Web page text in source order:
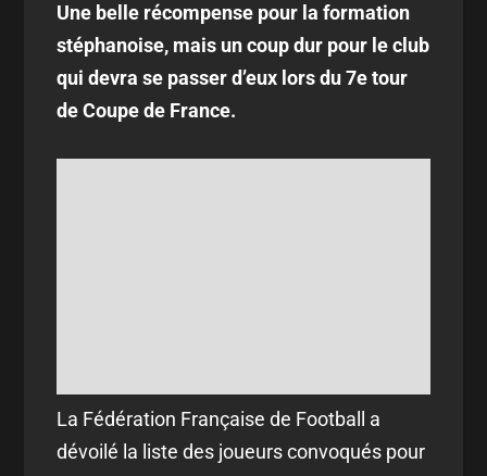
Une belle récompense pour la formation
stéphanoise, mais un coup dur pour le club
qui devra se passer d’eux lors du 7e tour
de Coupe de France.
La Fédération Française de Football a
dévoilé la liste des joueurs convoqués pour